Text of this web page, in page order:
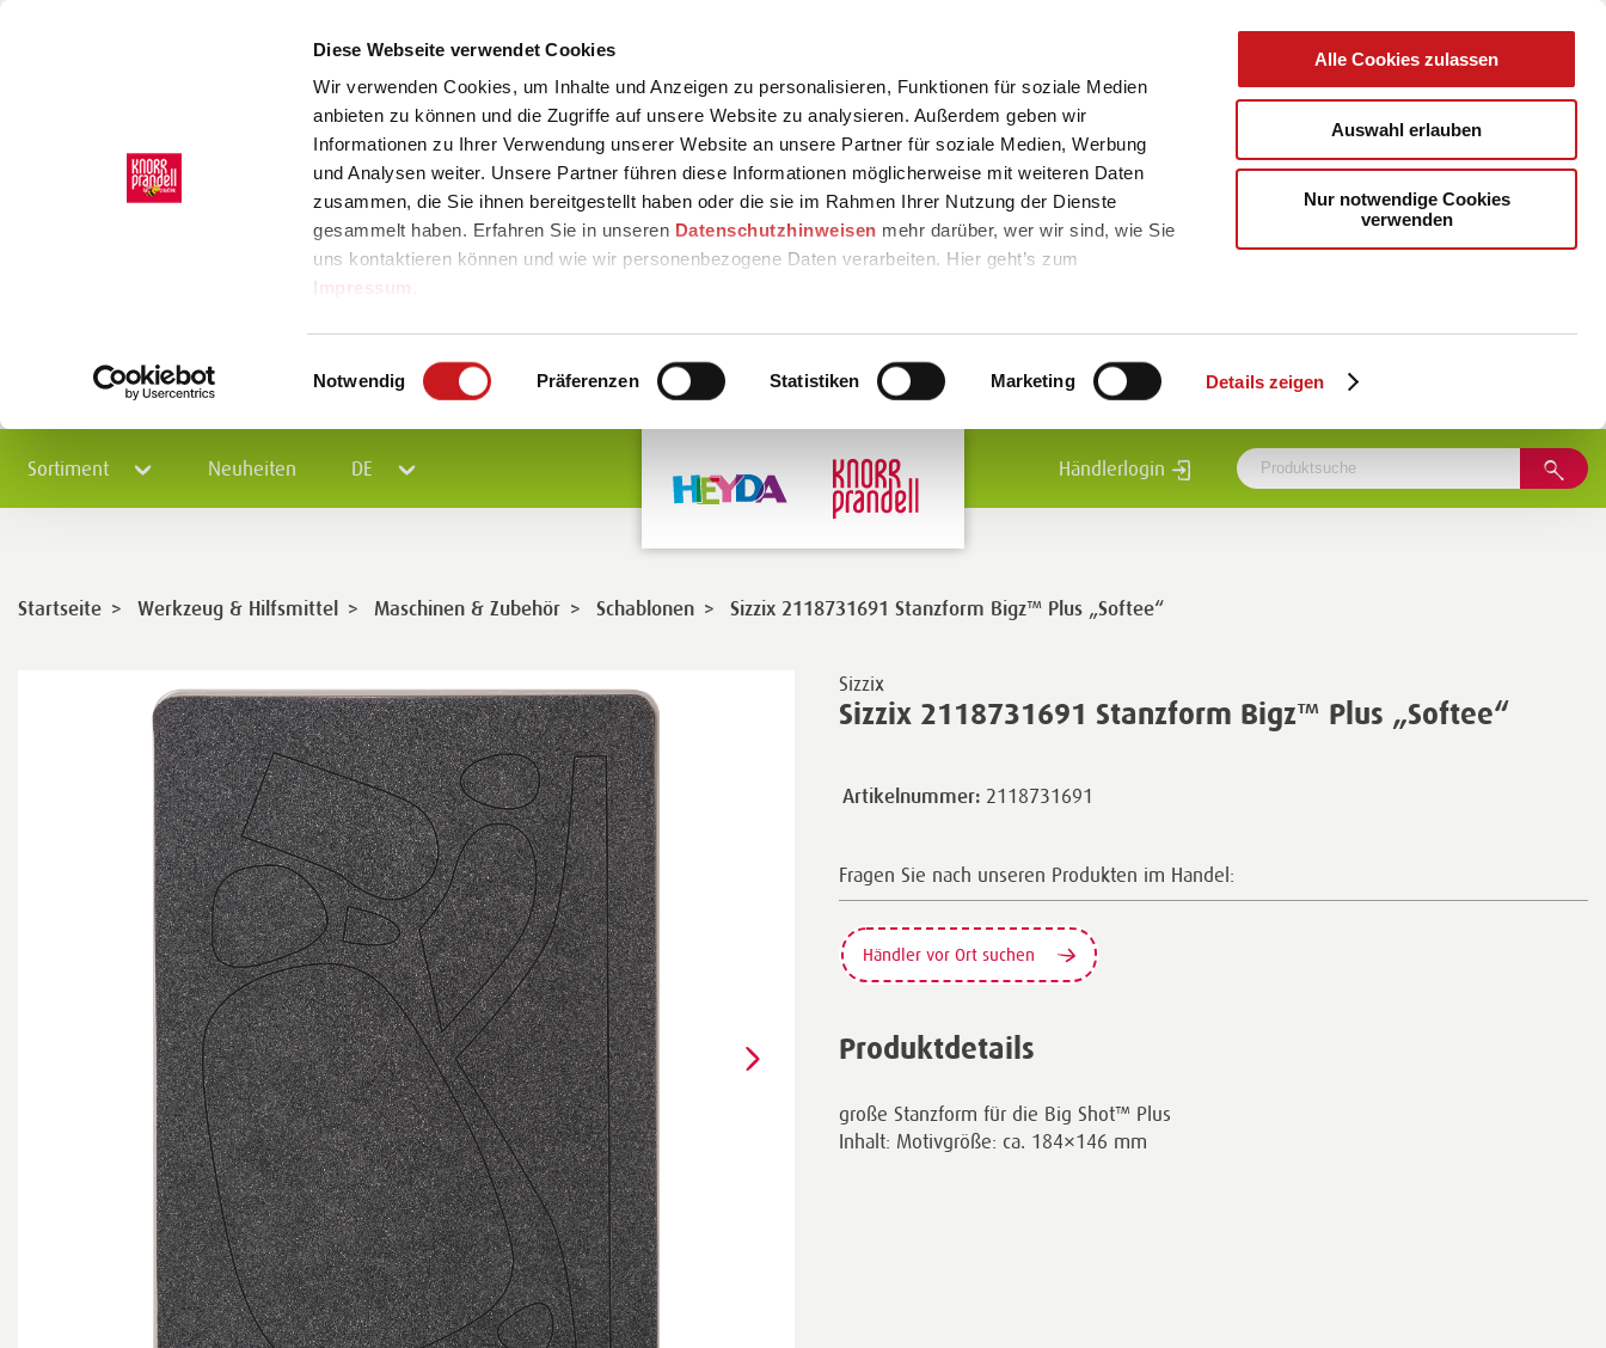
Diese Webseite verwendet Cookies
Wir verwenden Cookies, um Inhalte und Anzeigen zu personalisieren, Funktionen für soziale Medien
anbieten zu können und die Zugriffe auf unsere Website zu analysieren. Außerdem geben wir
Informationen zu Ihrer Verwendung unserer Website an unsere Partner für soziale Medien, Werbung
und Analysen weiter. Unsere Partner führen diese Informationen möglicherweise mit weiteren Daten
zusammen, die Sie ihnen bereitgestellt haben oder die sie im Rahmen Ihrer Nutzung der Dienste
gesammelt haben. Erfahren Sie in unseren Datenschutzhinweisen mehr darüber, wer wir sind, wie Sie
uns kontaktieren können und wie wir personenbezogene Daten verarbeiten. Hier geht’s zum
Impressum
Einwilligungsauswahl
Notwendig Präferenzen Statistiken Marketing Details zeigen
Alle Cookies zulassen
Auswahl erlauben
Nur notwendige Cookies
verwenden
Sortiment Neuheiten DE Händlerlogin
Sizzix
Sizzix 2118731691 Stanzform Bigz™ Plus „Softee“
Startseite > Werkzeug & Hilfsmittel > Maschinen & Zubehör > Schablonen > Sizzix 2118731691 Stanzform Bigz™ Plus „Softee“
Artikelnummer: 2118731691
Fragen Sie nach unseren Produkten im Handel:
Händler vor Ort suchen
Produktdetails
große Stanzform für die Big Shot™ Plus
Inhalt: Motivgröße: ca. 184×146 mm